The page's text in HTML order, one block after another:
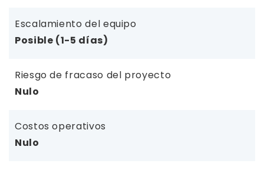
Escalamiento del equipo
Posible (1-5 días)
Riesgo de fracaso del proyecto
Nulo
Costos operativos
Nulo